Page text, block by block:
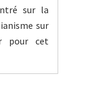
sur la
sur
pour cet